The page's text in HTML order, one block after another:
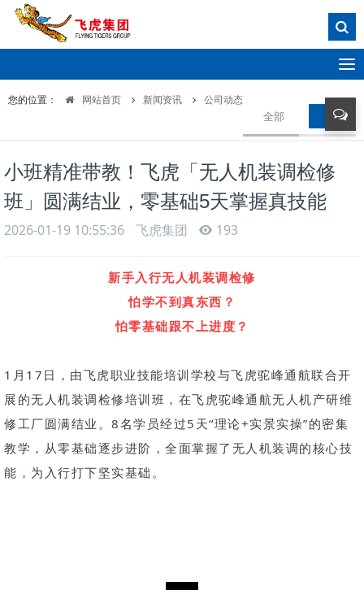
T
o
g
g
l
您的位置： 网站首页 新闻资讯 公司动态
全部 公司动
小班精准带教！飞虎「无人机装调检修
班」圆满结业，零基础5天掌握真技能
2026-01-19 10:55:36 飞虎集团 193
新手入行无人机装调检修
怕学不到真东西？
怕零基础跟不上进度？
1月17日，由飞虎职业技能培训学校与飞虎驼峰通航联合开
展的无人机装调检修培训班，在飞虎驼峰通航无人机产研维
修工厂圆满结业。8名学员经过5天“理论+实景实操”的密集
教学，从零基础逐步进阶，全面掌握了无人机装调的核心技
能，为入行打下坚实基础。